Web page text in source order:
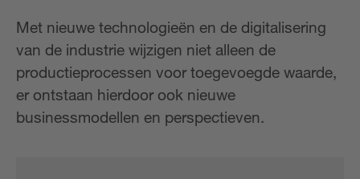
Met nieuwe technologieën en de digitalisering
van de industrie wijzigen niet alleen de
productieprocessen voor toegevoegde waarde,
er ontstaan hierdoor ook nieuwe
businessmodellen en perspectieven.